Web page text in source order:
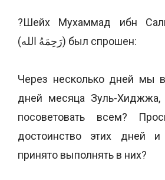
?Шейх Мухаммад ибн
(رَحِمَهُ الله) был спрошен:
Через несколько дней мы
дней месяца Зуль-
посоветовать всем?
достоинство этих дней
принято выполнять в них?